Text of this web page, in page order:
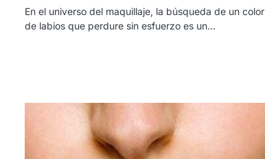
En el universo del maquillaje, la búsqueda de un color
de labios que perdure sin esfuerzo es un…